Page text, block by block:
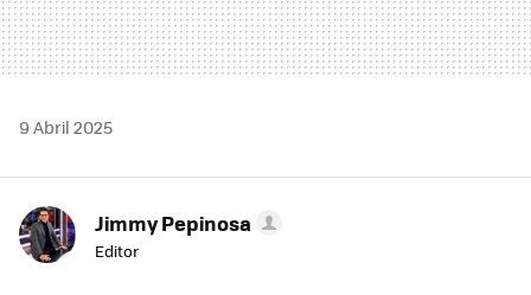
9 Abril 2025
Jimmy Pepinosa
Editor